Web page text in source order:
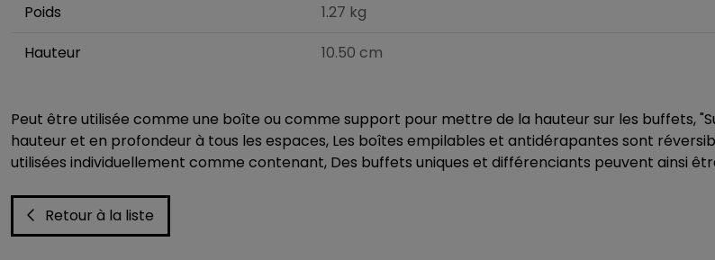
Poids
1.27 kg
Hauteur
10.50 cm
Peut être utilisée comme une boîte ou comme support pour mettre de la hauteur sur les buffets,
hauteur et en profondeur à tous les espaces, Les boîtes empilables et antidérapantes sont
utilisées individuellement comme contenant, Des buffets uniques et différenciants peuvent ainsi
Retour à la liste